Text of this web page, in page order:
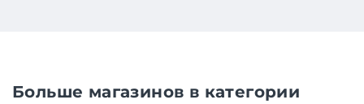
Больше магазинов в категории